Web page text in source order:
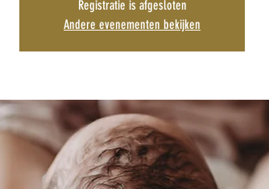
Registratie is afgesloten
Andere evenementen bekijken